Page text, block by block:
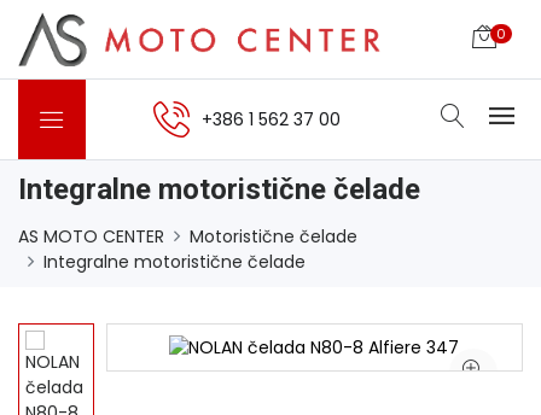
0
+386 1 562 37 00
Integralne motoristične čelade
AS MOTO CENTER
Motoristične čelade
Integralne motoristične čelade